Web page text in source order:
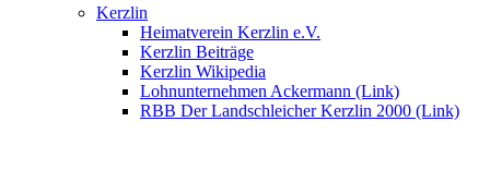
Kerzlin
Heimatverein Kerzlin e.V.
Kerzlin Beiträge
Kerzlin Wikipedia
Lohnunternehmen Ackermann (Link)
RBB Der Landschleicher Kerzlin 2000 (Link)